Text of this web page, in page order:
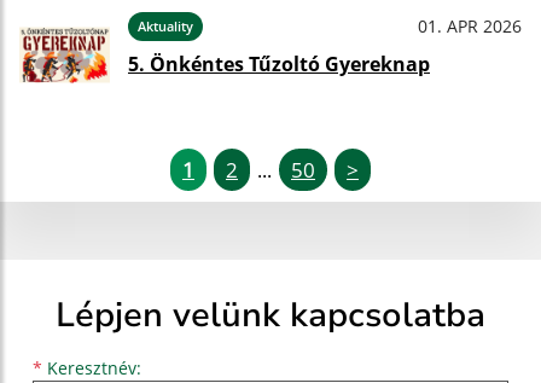
Aktuality 01. APR 2026
5. Önkéntes Tűzoltó Gyereknap
1 2 ... 50 >
Lépjen velünk kapcsolatba
* Keresztnév:
Keresztnév
Vezetéknév
E-mail cím